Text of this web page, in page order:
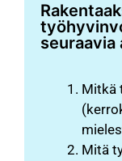
seuraavia
Mitkä
Mitä